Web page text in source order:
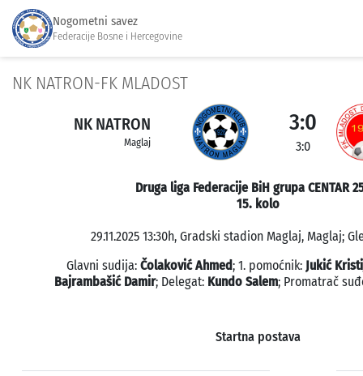
Nogometni savez
Federacije Bosne i Hercegovine
NK NATRON-FK MLADOST
NK NATRON
Maglaj
3:0
3:0
Druga liga Federacije BiH grupa CENTAR
15. kolo
29.11.2025 13:30h, Gradski stadion Maglaj, Maglaj;
Glavni sudija: Čolaković Ahmed; 1. pomoćnik: Jukić
Bajrambašić Damir; Delegat: Kundo Salem; Promatrač
Startna postava